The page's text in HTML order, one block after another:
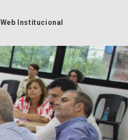
Web Institucional